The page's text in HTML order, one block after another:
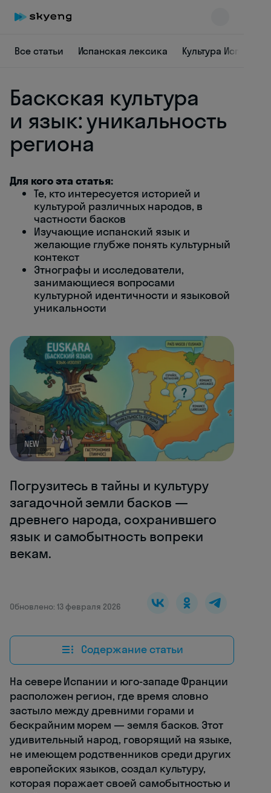
Все статьи Испанская лексика Культура Испании
Баскская культура
и язык: уникальность
региона
Для кого эта статья:
Те, кто интересуется историей и
культурой различных народов, в
частности басков
Изучающие испанский язык и
желающие глубже понять культурный
контекст
Этнографы и исследователи,
занимающиеся вопросами
культурной идентичности и языковой
уникальности
NEW
Погрузитесь в тайны и культуру
загадочной земли басков —
древнего народа, сохранившего
язык и самобытность вопреки
векам.
Обновлено: 13 февраля 2026
Содержание статьи
На севере Испании и юго-западе Франции
расположен регион, где время словно
застыло между древними горами и
бескрайним морем — земля басков. Этот
удивительный народ, говорящий на языке,
не имеющем родственников среди других
европейских языков, создал культуру,
которая поражает своей самобытностью и